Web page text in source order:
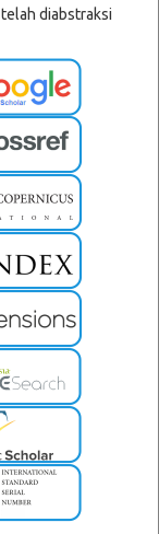
telah diabstraksi